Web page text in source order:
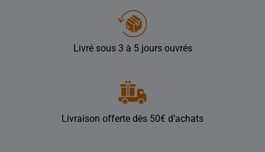
Livré sous 3 à 5 jours ouvrés
Livraison offerte dès 50€ d’achats